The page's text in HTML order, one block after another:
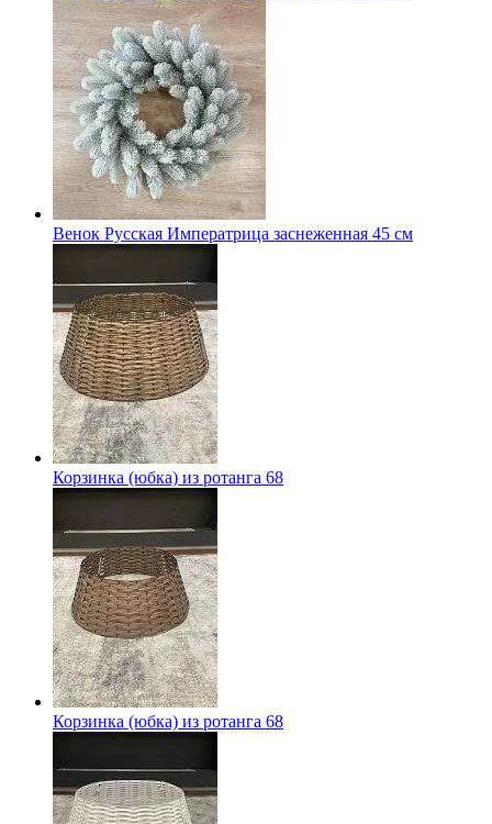
Венок Русская Императрица заснеженная 45 см
Корзинка (юбка) из ротанга 68
Корзинка (юбка) из ротанга 68